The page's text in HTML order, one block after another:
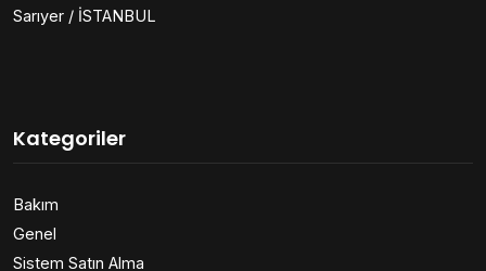
Sarıyer / İSTANBUL
Kategoriler
Bakım
Genel
Sistem Satın Alma